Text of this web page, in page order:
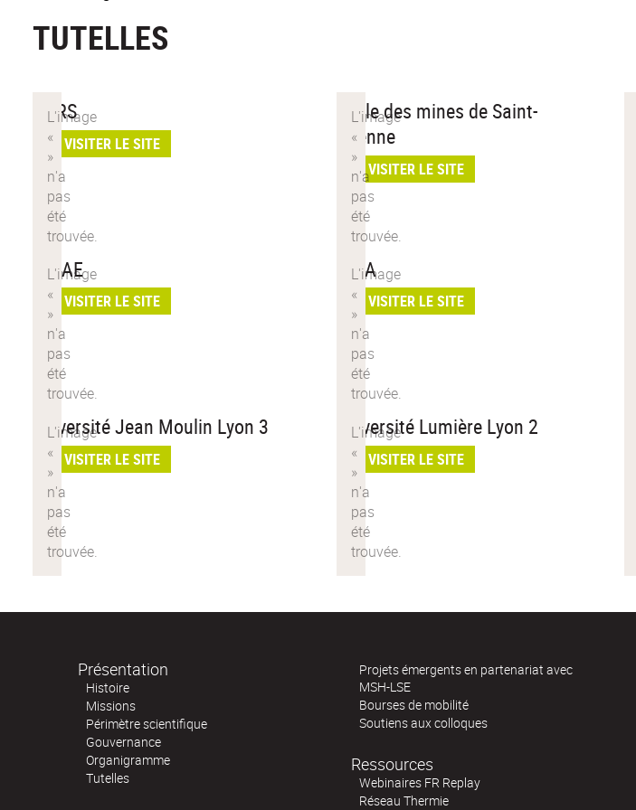
TUTELLES
CNRS
VISITER LE SITE
École des mines de Saint-
Etienne
VISITER LE SITE
INRAE
VISITER LE SITE
INSA
VISITER LE SITE
Université Jean Moulin Lyon 3
VISITER LE SITE
Université Lumière Lyon 2
VISITER LE SITE
Présentation
Histoire
Missions
Périmètre scientifique
Gouvernance
Organigramme
Tutelles
Projets émergents en partenariat avec
MSH-LSE
Bourses de mobilité
Soutiens aux colloques
Ressources
Webinaires FR Replay
Réseau Thermie